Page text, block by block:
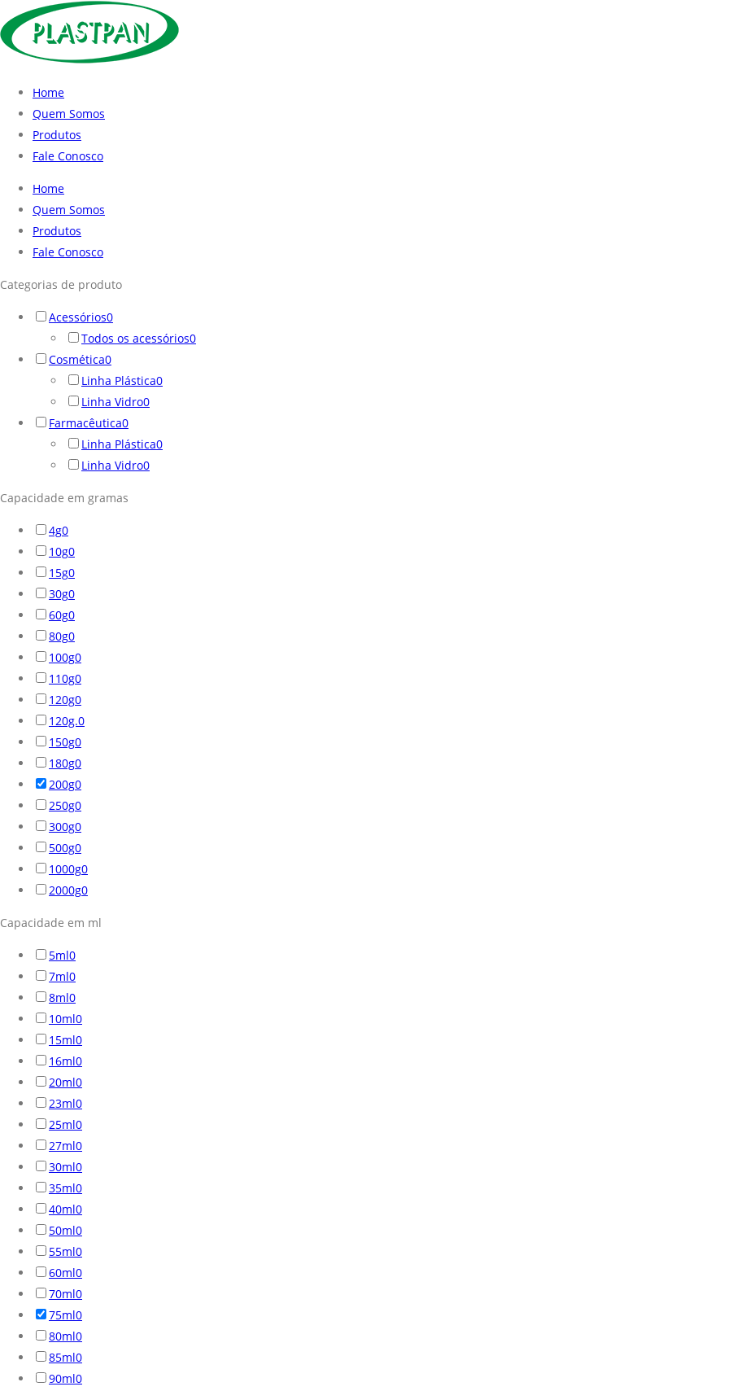
Home
Quem Somos
Produtos
Fale Conosco
Home
Quem Somos
Produtos
Fale Conosco
Categorias de produto
Acessórios0
Todos os acessórios0
Cosmética0
Linha Plástica0
Linha Vidro0
Farmacêutica0
Linha Plástica0
Linha Vidro0
Capacidade em gramas
4g0
10g0
15g0
30g0
60g0
80g0
100g0
110g0
120g0
120g.0
150g0
180g0
200g0
250g0
300g0
500g0
1000g0
2000g0
Capacidade em ml
5ml0
7ml0
8ml0
10ml0
15ml0
16ml0
20ml0
23ml0
25ml0
27ml0
30ml0
35ml0
40ml0
50ml0
55ml0
60ml0
70ml0
75ml0
80ml0
85ml0
90ml0